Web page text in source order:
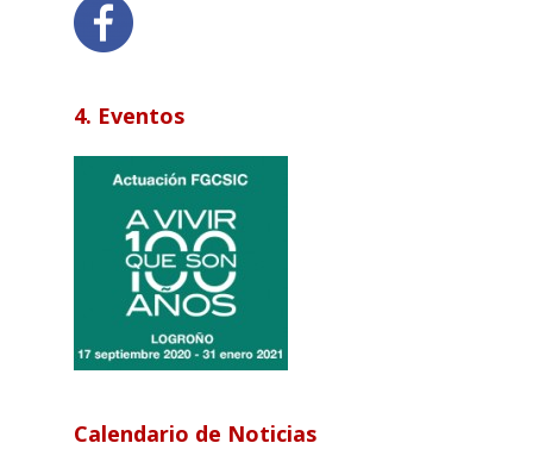
4. Eventos
Calendario de Noticias